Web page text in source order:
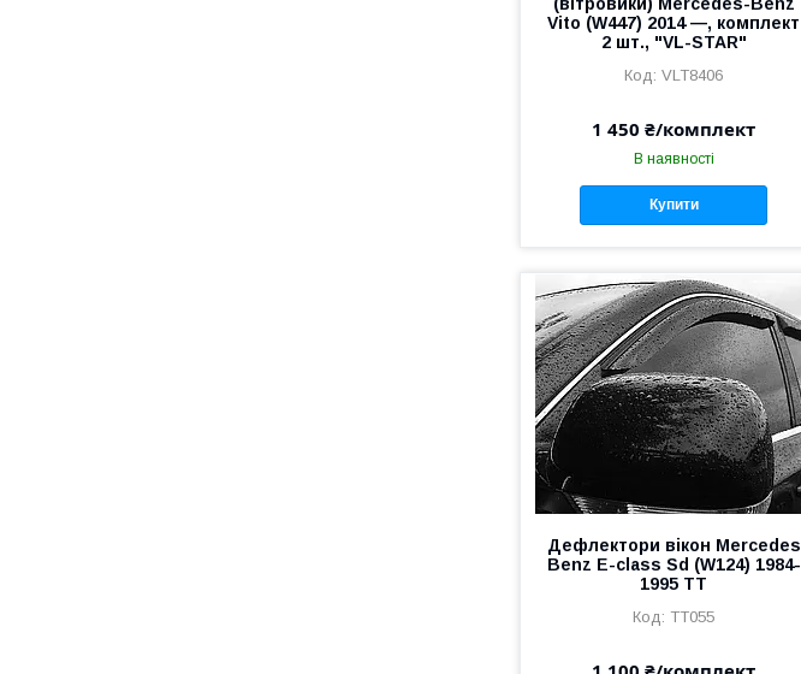
Vito (W447) 2014 —, комплект
2 шт., "VL-STAR"
VLT8406
1 450 ₴/комплект
В наявності
Купити
Дефлектори вікон Mercedes
Benz E-class Sd (W124) 1984-
1995 TT
TT055